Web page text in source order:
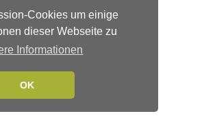
Cookies um einige
dieser Webseite zu
Informationen
OK